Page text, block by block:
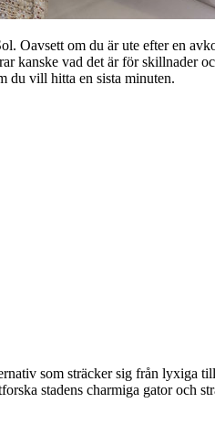
Oavsett om du är ute efter en
kanske vad det är för skillnader
du vill hitta en sista minuten.
som sträcker sig från lyxiga
stadens charmiga gator och